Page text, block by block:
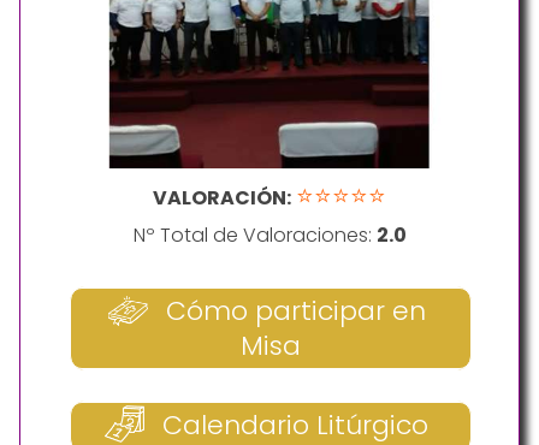
VALORACIÓN: ⭐⭐⭐⭐⭐
Nº Total de Valoraciones: 2.0
Cómo participar en
Misa
Calendario Litúrgico